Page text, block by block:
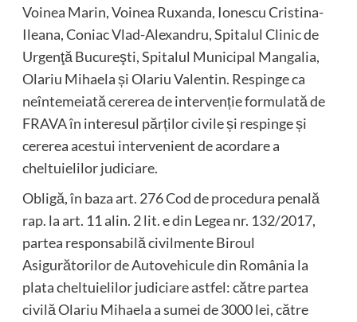
Voinea Marin, Voinea Ruxanda, Ionescu Cristina-
Ileana, Coniac Vlad-Alexandru, Spitalul Clinic de
Urgenţă Bucureşti, Spitalul Municipal Mangalia,
Olariu Mihaela și Olariu Valentin. Respinge ca
neîntemeiată cererea de intervenție formulată de
FRAVA în interesul părților civile și respinge și
cererea acestui intervenient de acordare a
cheltuielilor judiciare.
Obligă, în baza art. 276 Cod de procedura penală
rap. la art. 11 alin. 2 lit. e din Legea nr. 132/2017,
partea responsabilă civilmente Biroul
Asigurătorilor de Autovehicule din România la
plata cheltuielilor judiciare astfel: către partea
civilă Olariu Mihaela a sumei de 3000 lei, către